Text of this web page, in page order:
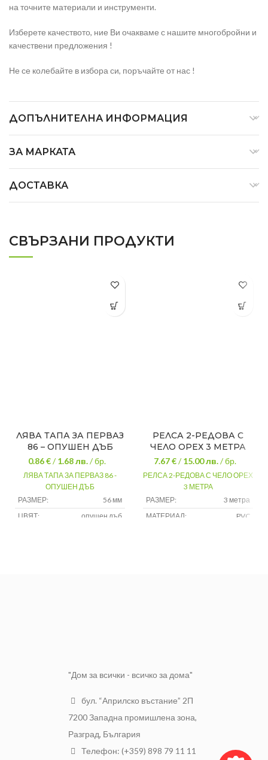
на точните материали и инструменти.
Изберете качеството, ние Ви очакваме с нашите многобройни и
качествени предложения !
Не се колебайте в избора си, поръчайте от нас !
ДОПЪЛНИТЕЛНА ИНФОРМАЦИЯ
ЗА МАРКАТА
ДОСТАВКА
СВЪРЗАНИ ПРОДУКТИ
ЛЯВА ТАПА ЗА ПЕРВАЗ
86 – ОПУШЕН ДЪБ
0.86 €/1.68лв./ бр.
ЛЯВА ТАПА ЗА ПЕРВАЗ 86 -
ОПУШЕН ДЪБ
РАЗМЕР:
56 мм
ЦВЯТ:
опушен дъб
РЕЛСА 2-РЕДОВА С
ЧЕЛО ОРЕХ 3 МЕТРА
7.67 €/15.00лв./ бр.
РЕЛСА 2-РЕДОВА С ЧЕЛО ОРЕХ
3 МЕТРА
РАЗМЕР:
3 метра
МАТЕРИАЛ:
PVC
"Дом за всички - всичко за дома"
бул. “Априлско въстание” 2П
7200 Западна промишлена зона,
Разград, България
Телефон: (+359) 898 79 11 11